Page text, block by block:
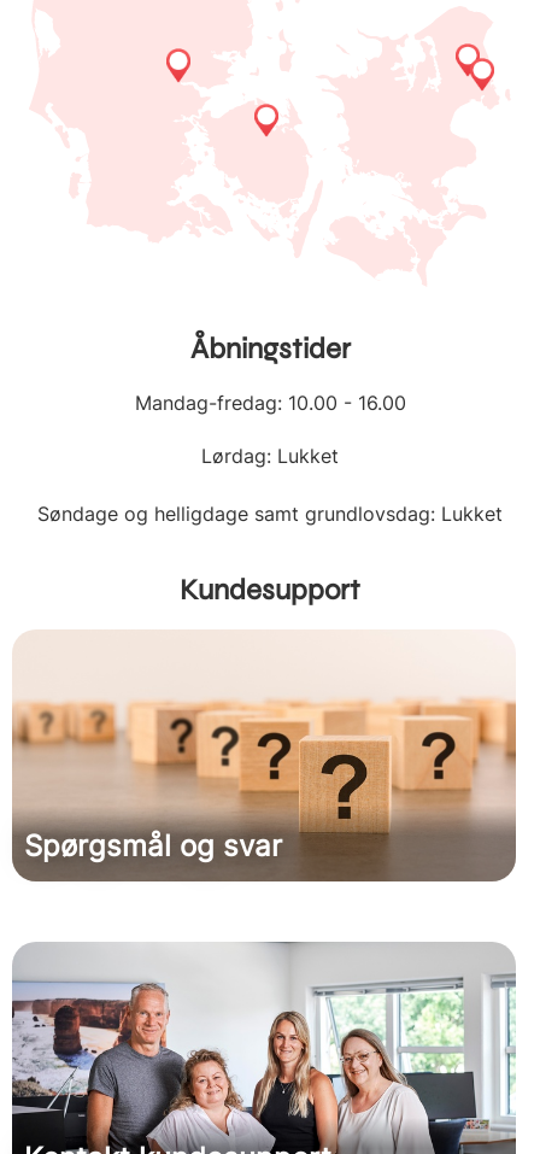
Åbningstider
Mandag-fredag: 10.00 - 16.00
Lørdag: Lukket
Søndage og helligdage samt grundlovsdag: Lukket
Kundesupport
Spørgsmål og svar